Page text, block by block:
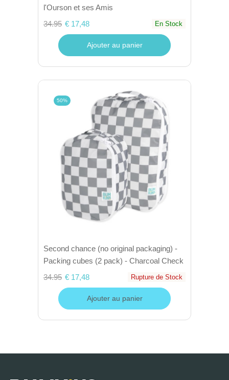
l'Ourson et ses Amis
34.95 € 17,48 En Stock
Ajouter au panier
50%
Second chance (no original packaging) -
Packing cubes (2 pack) - Charcoal Check
34.95 € 17,48 Rupture de Stock
Ajouter au panier